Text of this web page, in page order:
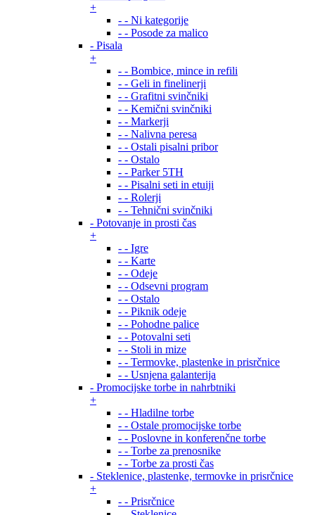
+
- - Ni kategorije
- - Posode za malico
- Pisala
+
- - Bombice, mince in refili
- - Geli in finelinerji
- - Grafitni svinčniki
- - Kemični svinčniki
- - Markerji
- - Nalivna peresa
- - Ostali pisalni pribor
- - Ostalo
- - Parker 5TH
- - Pisalni seti in etuiji
- - Rolerji
- - Tehnični svinčniki
- Potovanje in prosti čas
+
- - Igre
- - Karte
- - Odeje
- - Odsevni program
- - Ostalo
- - Piknik odeje
- - Pohodne palice
- - Potovalni seti
- - Stoli in mize
- - Termovke, plastenke in prisrčnice
- - Usnjena galanterija
- Promocijske torbe in nahrbtniki
+
- - Hladilne torbe
- - Ostale promocijske torbe
- - Poslovne in konferenčne torbe
- - Torbe za prenosnike
- - Torbe za prosti čas
- Steklenice, plastenke, termovke in prisrčnice
+
- - Prisrčnice